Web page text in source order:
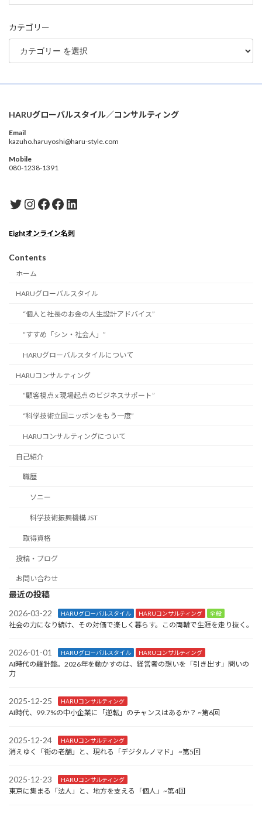
カテゴリー
HARUグローバルスタイル／コンサルティング
Email
kazuho.haruyoshi@haru-style.com
Mobile
080-1238-1391
Twitter
Instagram
Facebook
Facebook
LinkedIn
Eightオンライン名刺
Contents
ホーム
HARUグローバルスタイル
“個人と社長のお金の人生設計アドバイス”
“すすめ「シン・社会人」”
HARUグローバルスタイルについて
HARUコンサルティング
“顧客視点 x 現場起点 のビジネスサポート”
“科学技術立国ニッポンをもう一度”
HARUコンサルティングについて
自己紹介
職歴
ソニー
科学技術振興機構 JST
取得資格
投稿・ブログ
お問い合わせ
最近の投稿
2026-03-22
HARUグローバルスタイル HARUコンサルティング 全般
社会の力になり続け、その対価で楽しく暮らす。この両輪で生涯を走り抜く。
2026-01-01 HARUグローバルスタイル HARUコンサルティング
AI時代の羅針盤。2026年を動かすのは、経営者の想いを「引き出す」問いの
力
2025-12-25 HARUコンサルティング
AI時代、99.7%の中小企業に「逆転」のチャンスはあるか？ ~第6回
2025-12-24 HARUコンサルティング
消えゆく「街の老舗」と、現れる「デジタルノマド」 ~第5回
2025-12-23 HARUコンサルティング
東京に集まる「法人」と、地方を支える「個人」~第4回